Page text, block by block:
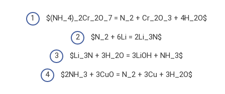
$(NH_4)_2Cr_2O_7 = N_2 + Cr_2O_3 + 4H_2O$
$N_2 + 6Li = 2Li_3N$
$Li_3N + 3H_2O = 3LiOH + NH_3$
$2NH_3 + 3CuO = N_2 + 3Cu + 3H_2O$